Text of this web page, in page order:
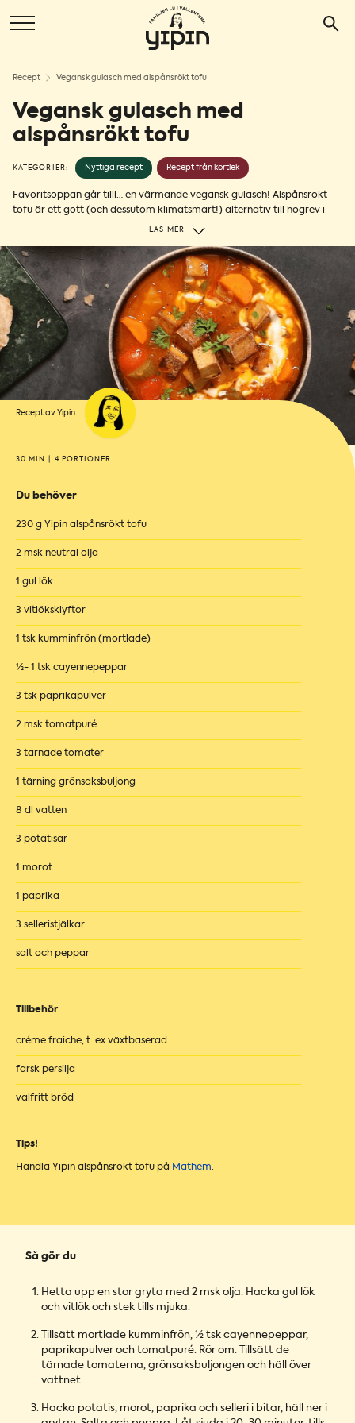
Recept Vegansk gulasch med alspånsrökt tofu
Vegansk gulasch med
alspånsrökt tofu
KATEGORIER: Nyttiga recept Recept från kortlek
Favoritsoppan går tilll… en värmande vegansk gulasch! Alspånsrökt
tofu är ett gott (och dessutom klimatsmart!) alternativ till högrev i
den klassiska gulaschen. I detta recept tillför vår rökta tofu både krisp
utmärkt till alla kyliga #tofutorsdagar framöver.
LÄS MER
Recept av Yipin
30 MIN 4 PORTIONER
Du behöver
230 g Yipin alspånsrökt tofu
2 msk neutral olja
1 gul lök
3 vitlöksklyftor
1 tsk kumminfrön (mortlade)
½- 1 tsk cayennepeppar
3 tsk paprikapulver
2 msk tomatpuré
3 tärnade tomater
1 tärning grönsaksbuljong
8 dl vatten
3 potatisar
1 morot
1 paprika
3 selleristjälkar
salt och peppar
Tillbehör
créme fraiche, t. ex växtbaserad
färsk persilja
valfritt bröd
Tips!
Handla Yipin alspånsrökt tofu på Mathem.
Så gör du
Hetta upp en stor gryta med 2 msk olja. Hacka gul lök
och vitlök och stek tills mjuka.
Tillsätt mortlade kumminfrön, ½ tsk cayennepeppar,
paprikapulver och tomatpuré. Rör om. Tillsätt de
tärnade tomaterna, grönsaksbuljongen och häll över
vattnet.
Hacka potatis, morot, paprika och selleri i bitar, häll ner i